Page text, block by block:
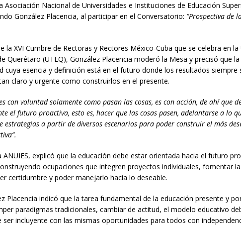
Asociación Nacional de Universidades e Instituciones de Educación
González Placencia, al participar en el Conversatorio: “Prospectiva de
la XVI Cumbre de Rectoras y Rectores México-Cuba que se celebra en la
Querétaro (UTEQ), González Placencia moderó la Mesa y precisó que
cuya esencia y definición está en el futuro donde los resultados siempre
claro y urgente como construirlos en el presente.
con voluntad solamente como pasan las cosas, es con acción, de ahí que
el futuro proactiva, esto es, hacer que las cosas pasen, adelantarse a lo
estrategias a partir de diversos escenarios para poder construir el más
ANUIES, explicó que la educación debe estar orientada hacia el futuro
ocupaciones que integren proyectos individuales, fomentar
certidumbre y poder manejarlo hacia lo deseable.
Placencia indicó que la tarea fundamental de la educación presente y
paradigmas tradicionales, cambiar de actitud, el modelo educativo
ser incluyente con las mismas oportunidades para todos con